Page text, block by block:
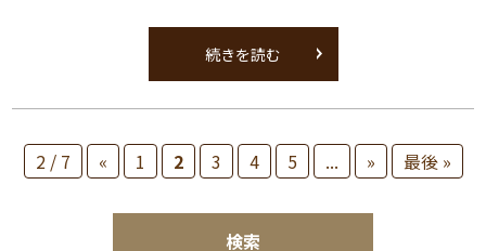
検索
続きを読む
2 / 7 « 1 2 3 4 5 ... » 最後 »